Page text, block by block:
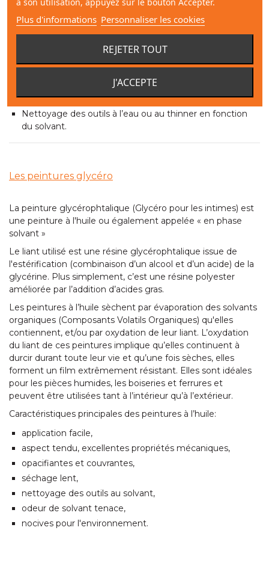
atelier, terrasse,escalier, sols industriels. Ces peintures sont
également utilisées pour la rénovation de baignoires et de
Caractéristiques principales des peintures époxy :
Forme un film dur résistant à l’abrasion.
Bonne résistance aux graisses, huiles et hydrocarbures.
Laisse un bel aspect de surface tendu et semi brillant.
Nettoyage des outils à l’eau ou au thinner en fonction
du solvant.
Les peintures glycéro
La peinture glycérophtalique (Glycéro pour les intimes) est
une peinture à l'huile ou également appelée « en phase
solvant »
Le liant utilisé est une résine glycérophtalique issue de
l'estérification (combinaison d’un alcool et d’un acide) de la
glycérine. Plus simplement, c’est une résine polyester
améliorée par l’addition d’acides gras.
Les peintures à l’huile sèchent par évaporation des solvants
organiques (Composants Volatils Organiques) qu'elles
contiennent, et/ou par oxydation de leur liant. L’oxydation
du liant de ces peintures implique qu’elles continuent à
durcir durant toute leur vie et qu’une fois sèches, elles
forment un film extrêmement résistant. Elles sont idéales
pour les pièces humides, les boiseries et ferrures et
peuvent être utilisées tant à l’intérieur qu’à l’extérieur.
Caractéristiques principales des peintures à l’huile:
application facile,
aspect tendu, excellentes propriétés mécaniques,
opacifiantes et couvrantes,
séchage lent,
nettoyage des outils au solvant,
odeur de solvant tenace,
nocives pour l'environnement.
Plus d'informations Personnaliser les cookies
REJETER TOUT
J'ACCEPTE